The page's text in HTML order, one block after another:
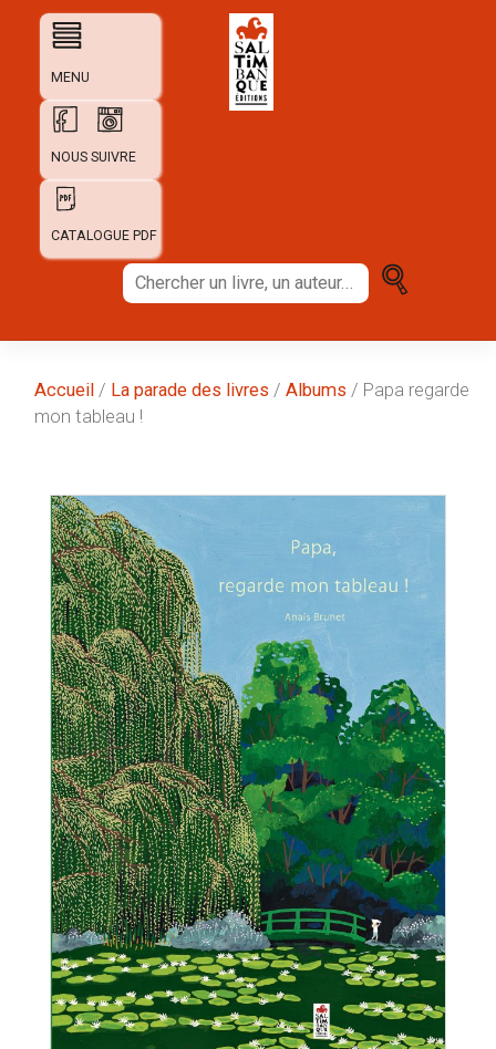
MENU
NOUS SUIVRE
CATALOGUE PDF
Chercher
un
auteur...
Accueil / La parade des livres /Albums / Papa regarde
mon tableau !